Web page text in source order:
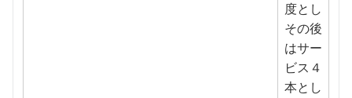
度とし
その後
はサー
ビス４
本とし